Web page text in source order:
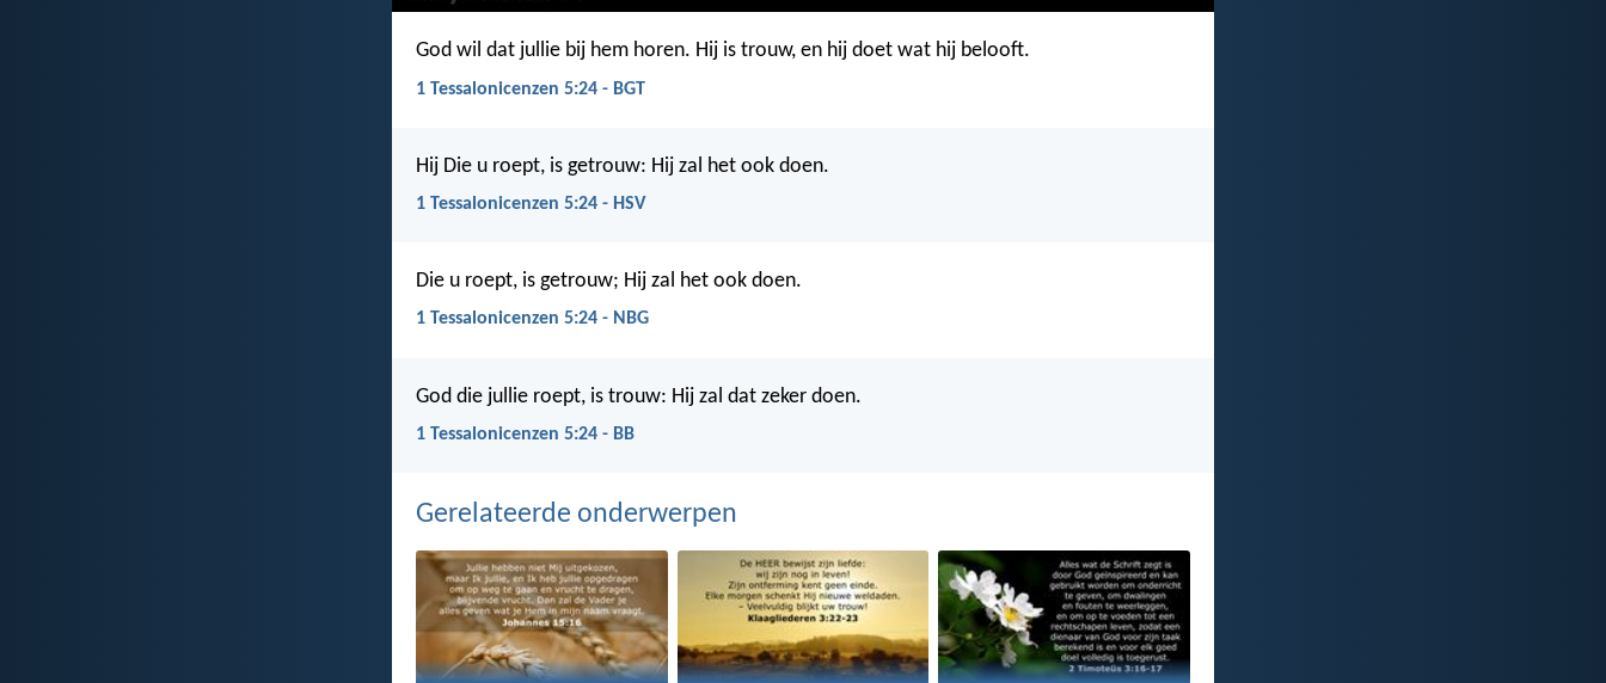
God wil dat jullie bij hem horen. Hij is trouw, en hij doet wat hij belooft.
1 Tessalonicenzen 5:24 - BGT
Hij Die u roept, is getrouw: Hij zal het ook doen.
1 Tessalonicenzen 5:24 - HSV
Die u roept, is getrouw; Hij zal het ook doen.
1 Tessalonicenzen 5:24 - NBG
God die jullie roept, is trouw: Hij zal dat zeker doen.
1 Tessalonicenzen 5:24 - BB
Gerelateerde onderwerpen